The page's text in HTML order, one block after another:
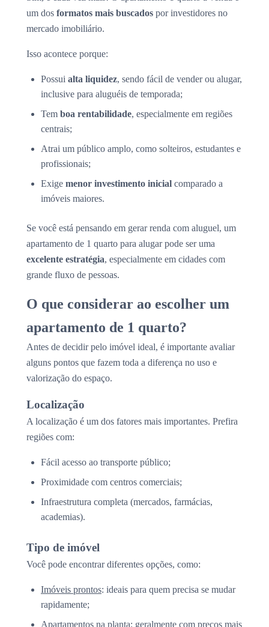
um dos formatos mais buscados por investidores no
mercado imobiliário.
Isso acontece porque:
Possui alta liquidez, sendo fácil de vender ou alugar,
inclusive para aluguéis de temporada;
Tem boa rentabilidade, especialmente em regiões
centrais;
Atrai um público amplo, como solteiros, estudantes e
profissionais;
Exige menor investimento inicial comparado a
imóveis maiores.
Se você está pensando em gerar renda com aluguel, um
apartamento de 1 quarto para alugar pode ser uma
excelente estratégia, especialmente em cidades com
grande fluxo de pessoas.
O que considerar ao escolher um
apartamento de 1 quarto?
Antes de decidir pelo imóvel ideal, é importante avaliar
alguns pontos que fazem toda a diferença no uso e
valorização do espaço.
Localização
A localização é um dos fatores mais importantes. Prefira
regiões com:
Fácil acesso ao transporte público;
Proximidade com centros comerciais;
Infraestrutura completa (mercados, farmácias,
academias).
Tipo de imóvel
Você pode encontrar diferentes opções, como:
Imóveis prontos: ideais para quem precisa se mudar
rapidamente;
Apartamentos na planta: geralmente com preços mais